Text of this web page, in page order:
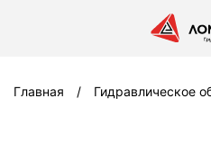
Главная Гидравлическое